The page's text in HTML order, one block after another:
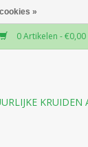
0 Artikelen - €0,00
KRUIDEN
»